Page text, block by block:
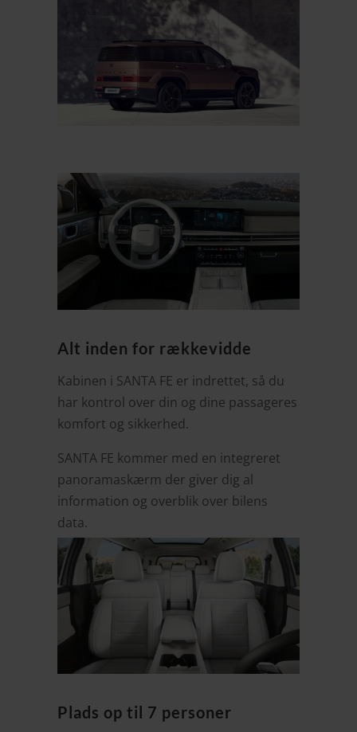
Alt inden for rækkevidde
Kabinen i SANTA FE er indrettet, så du
har kontrol over din og dine passageres
komfort og sikkerhed.
SANTA FE kommer med en integreret
panoramaskærm der giver dig al
information og overblik over bilens
data.
Plads op til 7 personer